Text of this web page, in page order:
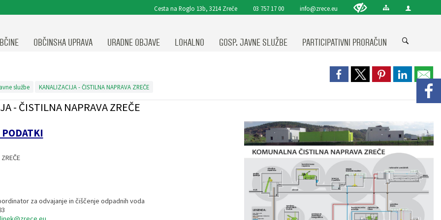
Cesta na Roglo 13b, 3214 Zreče 03 757 17 00 info@zrece.eu
OBČINSKA UPRAVA URADNE OBJAVE LOKALNO GOSP. JAVNE SLUŽBE PARTICIPATIVNI PRORAČUN
službe KANALIZACIJA - ČISTILNA NAPRAVA ZREČE
- ČISTILNA NAPRAVA ZREČE
za odvajanje in čiščenje odpadnih voda